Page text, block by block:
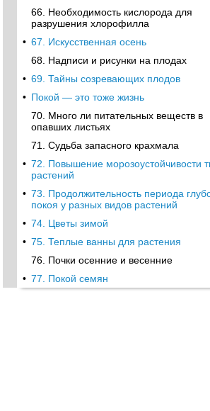
66. Необходимость кислорода для
разрушения хлорофилла
• 67. Искусственная осень
68. Надписи и рисунки на плодах
• 69. Тайны созревающих плодов
• Покой — это тоже жизнь
70. Много ли питательных веществ в
опавших листьях
71. Судьба запасного крахмала
• 72. Повышение морозоустойчивости
растений
• 73. Продолжительность периода
покоя у разных видов растений
• 74. Цветы зимой
• 75. Теплые ванны для растения
76. Почки осенние и весенние
• 77. Покой семян